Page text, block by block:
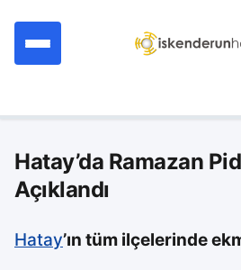
Hatay’da Ramazan
Açıklandı
Hatay’ın tüm ilçelerinde